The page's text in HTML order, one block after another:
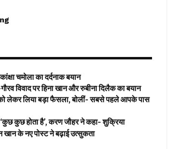
चमोला का दर्दनाक बयान
विवाद पर हिना खान और रुबीना दिलैक का बयान
लेकर लिया बड़ा फैसला, बोलीं- सबसे पहले आपके पास
कुछ होता है’, करण जौहर ने कहा- शुक्रिया
के नए पोस्ट ने बढ़ाई उत्सुकता